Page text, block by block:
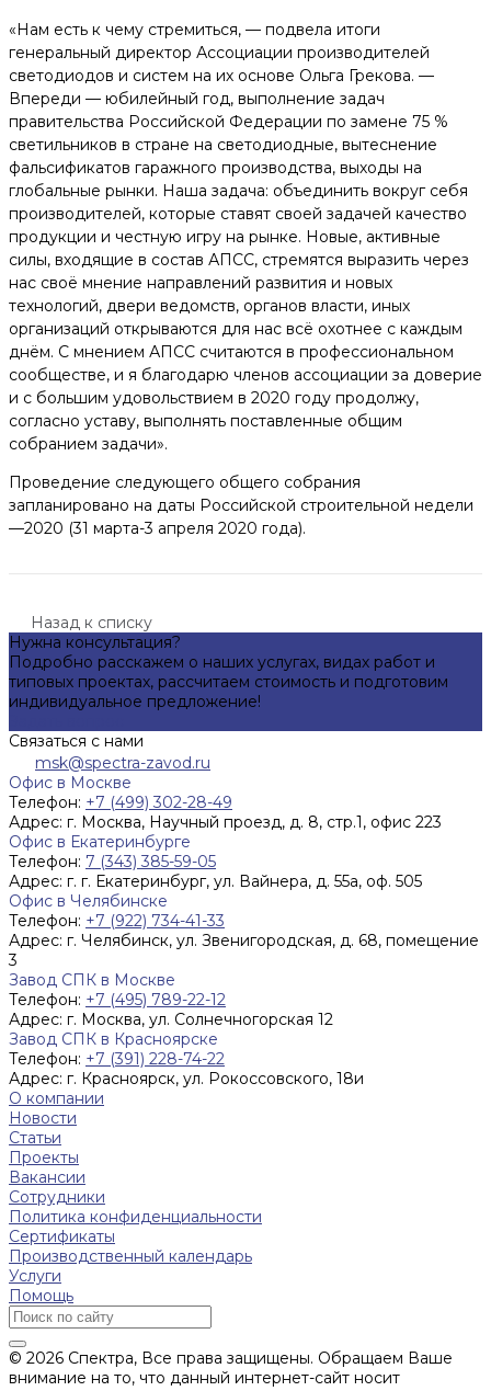
«Нам есть к чему стремиться, — подвела итоги
генеральный директор Ассоциации производителей
светодиодов и систем на их основе Ольга Грекова. —
Впереди — юбилейный год, выполнение задач
правительства Российской Федерации по замене 75 %
светильников в стране на светодиодные, вытеснение
фальсификатов гаражного производства, выходы на
глобальные рынки. Наша задача: объединить вокруг себя
производителей, которые ставят своей задачей качество
продукции и честную игру на рынке. Новые, активные
силы, входящие в состав АПСС, стремятся выразить через
нас своё мнение направлений развития и новых
технологий, двери ведомств, органов власти, иных
организаций открываются для нас всё охотнее с каждым
днём. С мнением АПСС считаются в профессиональном
сообществе, и я благодарю членов ассоциации за доверие
и с большим удовольствием в 2020 году продолжу,
согласно уставу, выполнять поставленные общим
собранием задачи».
Проведение следующего общего собрания
запланировано на даты Российской строительной недели
—2020 (31 марта-3 апреля 2020 года).
Назад к списку
Нужна консультация?
Подробно расскажем о наших услугах, видах работ и
типовых проектах, рассчитаем стоимость и подготовим
индивидуальное предложение!
Связаться с нами
msk@spectra-zavod.ru
Офис в Москве
Телефон: +7 (499) 302-28-49
Адрес: г. Москва, Научный проезд, д. 8, стр.1, офис 223
Офис в Екатеринбурге
Телефон: 7 (343) 385-59-05
Адрес: г. г. Екатеринбург, ул. Вайнера, д. 55а, оф. 505
Офис в Челябинске
Телефон: +7 (922) 734-41-33
Адрес: г. Челябинск, ул. Звенигородская, д. 68, помещение
3
Завод СПК в Москве
Телефон: +7 (495) 789-22-12
Адрес: г. Москва, ул. Солнечногорская 12
Завод СПК в Красноярске
Телефон: +7 (391) 228-74-22
Адрес: г. Красноярск, ул. Рокоссовского, 18и
О компании
Новости
Статьи
Проекты
Вакансии
Сотрудники
Политика конфиденциальности
Сертификаты
Производственный календарь
Услуги
Помощь
© 2026 Спектра, Все права защищены. Обращаем Ваше
внимание на то, что данный интернет-сайт носит